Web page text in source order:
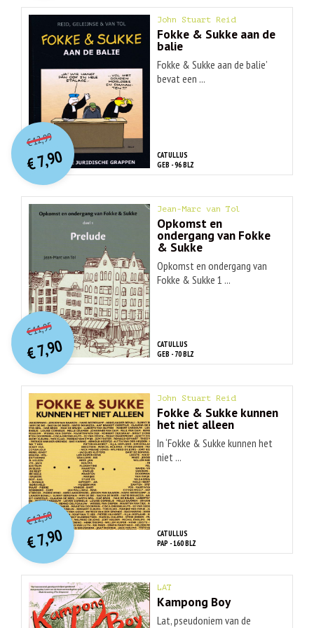
John Stuart Reid
Fokke & Sukke aan de
balie
Fokke & Sukke aan de balie’
bevat een ...
CATULLUS
GEB - 96 BLZ
€12,99O
orspr
onkelijke
prijs
was:
€ 12,99.
€7,90
Huidige
prijs
is:
€ 7,90.
Jean-Marc van Tol
Opkomst en
ondergang van Fokke
& Sukke
Opkomst en ondergang van
Fokke & Sukke 1 ...
CATULLUS
GEB - 70 BLZ
€11,95O
orspr
onkelijke
prijs
was:
€ 11,95.
€7,90
Huidige
prijs
is:
€ 7,90.
John Stuart Reid
Fokke & Sukke kunnen
het niet alleen
In ‘Fokke & Sukke kunnen het
niet ...
CATULLUS
PAP - 160 BLZ
€12,50O
orspr
onkelijke
prijs
was:
€ 12,50.
€7,90
Huidige
prijs
is:
€ 7,90.
LAT
Kampong Boy
Lat, pseudoniem van de